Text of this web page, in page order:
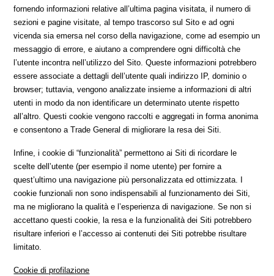
fornendo informazioni relative all’ultima pagina visitata, il numero di
sezioni e pagine visitate, al tempo trascorso sul Sito e ad ogni
vicenda sia emersa nel corso della navigazione, come ad esempio un
messaggio di errore, e aiutano a comprendere ogni difficoltà che
l’utente incontra nell’utilizzo del Sito. Queste informazioni potrebbero
essere associate a dettagli dell’utente quali indirizzo IP, dominio o
browser; tuttavia, vengono analizzate insieme a informazioni di altri
utenti in modo da non identificare un determinato utente rispetto
all’altro. Questi cookie vengono raccolti e aggregati in forma anonima
e consentono a Trade General di migliorare la resa dei Siti.
Infine, i cookie di “funzionalità” permettono ai Siti di ricordare le
scelte dell’utente (per esempio il nome utente) per fornire a
quest’ultimo una navigazione più personalizzata ed ottimizzata. I
cookie funzionali non sono indispensabili al funzionamento dei Siti,
ma ne migliorano la qualità e l’esperienza di navigazione. Se non si
accettano questi cookie, la resa e la funzionalità dei Siti potrebbero
risultare inferiori e l’accesso ai contenuti dei Siti potrebbe risultare
limitato.
Cookie di profilazione